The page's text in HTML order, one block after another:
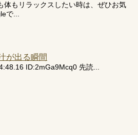
体もリラックスしたい時は、ぜひお気
で...
が出る瞬間
ID:2mGa9Mcq0 先読...